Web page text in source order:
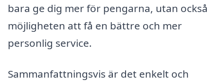
bara ge dig mer för pengarna, utan också
möjligheten att få en bättre och mer
personlig service.
Sammanfattningsvis är det enkelt och